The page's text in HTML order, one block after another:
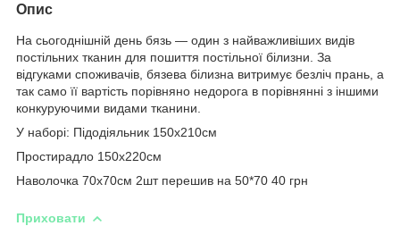
Опис
На сьогоднішній день бязь — один з найважливіших видів
постільних тканин для пошиття постільної білизни. За
відгуками споживачів, бязева білизна витримує безліч прань, а
так само її вартість порівняно недорога в порівнянні з іншими
конкуруючими видами тканини.
У наборі: Підодіяльник 150х210см
Простирадло 150х220см
Наволочка 70х70см 2шт перешив на 50*70 40 грн
Приховати